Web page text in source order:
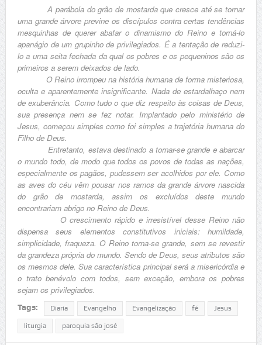
A parábola do grão de mostarda que cresce até se tornar
uma grande árvore previne os discípulos contra certas tendências
mesquinhas de querer abafar o dinamismo do Reino e torná-lo
apanágio de um grupinho de privilegiados. É a tentação de reduzi-
lo a uma seita fechada da qual os pobres e os pequeninos são os
primeiros a serem deixados de lado.
O Reino irrompeu na história humana de forma misteriosa,
oculta e aparentemente insignificante. Nada de estardalhaço nem
de exuberância. Como tudo o que diz respeito às coisas de Deus,
sua presença nem se fez notar. Implantado pelo ministério de
Jesus, começou simples como foi simples a trajetória humana do
Filho de Deus.
Entretanto, estava destinado a tornar-se grande e abarcar
o mundo todo, de modo que todos os povos de todas as nações,
especialmente os pagãos, pudessem ser acolhidos por ele. Como
as aves do céu vêm pousar nos ramos da grande árvore nascida
do grão de mostarda, assim os excluídos deste mundo
encontrariam abrigo no Reino de Deus.
O crescimento rápido e irresistível desse Reino não
dispensa seus elementos constitutivos iniciais: humildade,
simplicidade, fraqueza. O Reino torna-se grande, sem se revestir
da grandeza própria do mundo. Sendo de Deus, seus atributos são
os mesmos dele. Sua característica principal será a misericórdia e
o trato benévolo com todos, sem exceção, embora os pobres
sejam os privilegiados.
Tags: Diaria Evangelho Evangelização fé Jesus
liturgia paroquia são josé